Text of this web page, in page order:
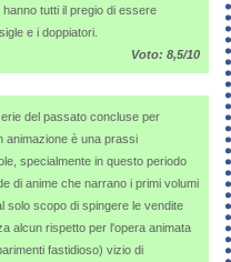
tutti il pregio di essere
e i doppiatori.
Voto: 8,5/10
del passato concluse per
animazione è una prassi
specialmente in questo periodo
di anime che narrano i primi volumi
solo scopo di spingere le vendite
alcun rispetto per l'opera animata
fastidioso) vizio di